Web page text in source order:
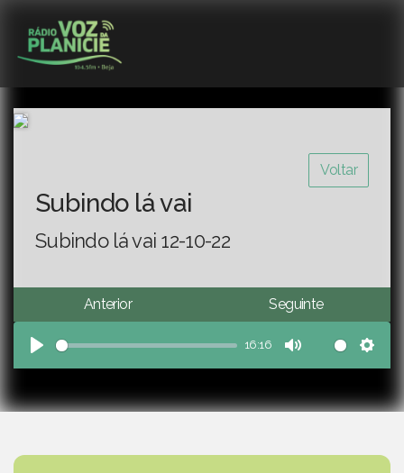
Voltar
Subindo lá vai
Subindo lá vai 12-10-22
Anterior Seguinte
Play
16:16
Mute